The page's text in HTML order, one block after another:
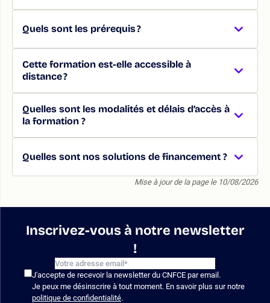
Quels sont les prérequis ?
Cette formation est-elle accessible à
distance ?
Quelles sont les modalités et délais d’accès à
la formation ?
Quelles sont nos solutions de financement ?
Mise à jour de la page le 10/08/2026
Inscrivez-vous à notre newsletter
!
J'accepte de recevoir la newsletter du CNFCE par email.
Je peux me désinscrire à tout moment. En savoir plus sur notre
politique de confidentialité.